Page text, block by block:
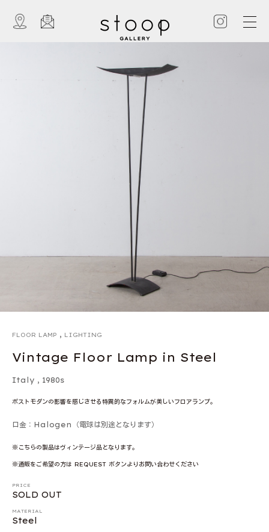
FLOOR LAMP , LIGHTING
Vintage Floor Lamp in Steel
Italy , 1980s
ポストモダンの影響を感じさせる特異的なフォルムが美しいフロアランプ。
口金：Halogen（電球は別途となります）
※こちらの製品はヴィンテージ品となります。
※通販をご希望の方は REQUEST ボタンよりお問い合わせください
PRICE
SOLD OUT
MATERIAL
Steel